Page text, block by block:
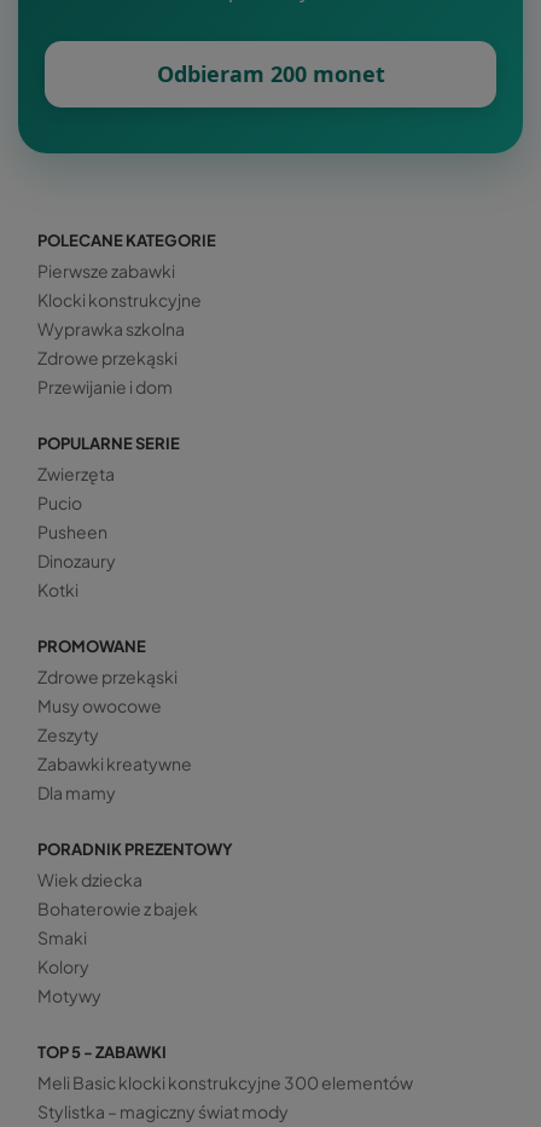
Odbieram 200 monet
POLECANE KATEGORIE
Pierwsze zabawki
Klocki konstrukcyjne
Wyprawka szkolna
Zdrowe przekąski
Przewijanie i dom
POPULARNE SERIE
Zwierzęta
Pucio
Pusheen
Dinozaury
Kotki
PROMOWANE
Zdrowe przekąski
Musy owocowe
Zeszyty
Zabawki kreatywne
Dla mamy
PORADNIK PREZENTOWY
Wiek dziecka
Bohaterowie z bajek
Smaki
Kolory
Motywy
TOP 5 - ZABAWKI
Meli Basic klocki konstrukcyjne 300 elementów
Stylistka – magiczny świat mody